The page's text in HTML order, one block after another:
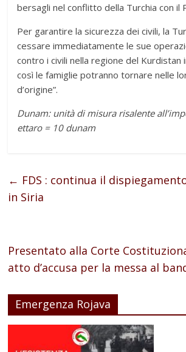
bersagli nel conflitto della Turchia con il
Per garantire la sicurezza dei civili, la
cessare immediatamente le sue
contro i civili nella regione del Kurdistan
così le famiglie potranno tornare nelle
d’origine”.
Dunam: unità di misura risalente
ettaro = 10 dunam
← FDS : continua il
in Siria
Presentato alla Corte
atto d’accusa per la messa al
Emergenza Rojava